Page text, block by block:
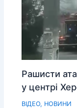
Рашисти
у центрі
ВІДЕО, НОВИНИ